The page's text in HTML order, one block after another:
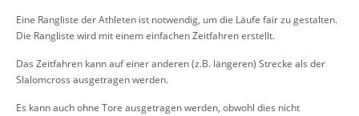
Eine Rangliste der Athleten ist notwendig, um die Läufe fair zu gestalten.
Die Rangliste wird mit einem einfachen Zeitfahren erstellt.
Das Zeitfahren kann auf einer anderen (z.B. längeren) Strecke als der
Slalomcross ausgetragen werden.
Es kann auch ohne Tore ausgetragen werden, obwohl dies nicht